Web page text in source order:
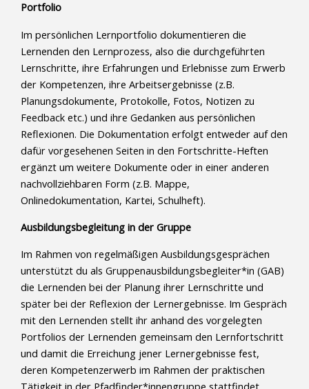
Portfolio
Im persönlichen Lernportfolio dokumentieren die
Lernenden den Lernprozess, also die durchgeführten
Lernschritte, ihre Erfahrungen und Erlebnisse zum Erwerb
der Kompetenzen, ihre Arbeitsergebnisse (z.B.
Planungsdokumente, Protokolle, Fotos, Notizen zu
Feedback etc.) und ihre Gedanken aus persönlichen
Reflexionen. Die Dokumentation erfolgt entweder auf den
dafür vorgesehenen Seiten in den Fortschritte-Heften
ergänzt um weitere Dokumente oder in einer anderen
nachvollziehbaren Form (z.B. Mappe,
Onlinedokumentation, Kartei, Schulheft).
Ausbildungsbegleitung in der Gruppe
Im Rahmen von regelmäßigen Ausbildungsgesprächen
unterstützt du als Gruppenausbildungsbegleiter*in (GAB)
die Lernenden bei der Planung ihrer Lernschritte und
später bei der Reflexion der Lernergebnisse. Im Gespräch
mit den Lernenden stellt ihr anhand des vorgelegten
Portfolios der Lernenden gemeinsam den Lernfortschritt
und damit die Erreichung jener Lernergebnisse fest,
deren Kompetenzerwerb im Rahmen der praktischen